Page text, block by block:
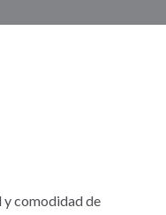
y comodidad de